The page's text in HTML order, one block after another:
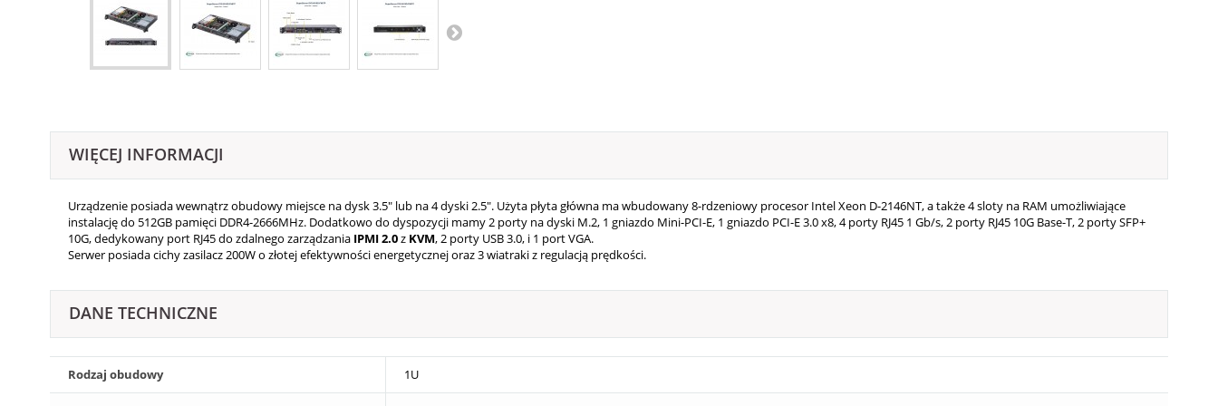
WIĘCEJ INFORMACJI
Urządzenie posiada wewnątrz obudowy miejsce na dysk 3.5" lub na 4 dyski 2.5". Użyta płyta główna ma wbudowany 8-rdzeniowy procesor Intel Xeon D-2146NT, a także 4 sloty na RAM umożliwiające
instalację do 512GB pamięci DDR4-2666MHz. Dodatkowo do dyspozycji mamy 2 porty na dyski M.2, 1 gniazdo Mini-PCI-E, 1 gniazdo PCI-E 3.0 x8, 4 porty RJ45 1 Gb/s, 2 porty RJ45 10G Base-T, 2 porty SFP+
10G, dedykowany port RJ45 do zdalnego zarządzania IPMI2.0z KVM, 2 porty USB 3.0, i 1 port VGA.
Serwer posiada cichy zasilacz 200W o złotej efektywności energetycznej oraz 3 wiatraki z regulacją prędkości.
DANE TECHNICZNE
Rodzaj obudowy 1U